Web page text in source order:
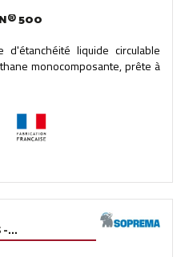
500
liquide circulable
monocomposante, prête à
-...